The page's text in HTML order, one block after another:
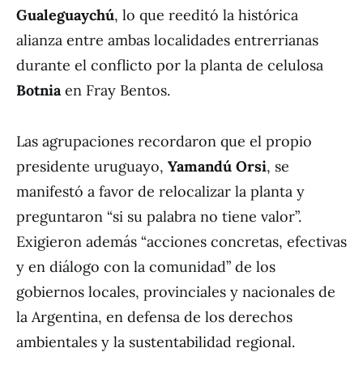
Gualeguaychú, lo que reeditó la histórica
alianza entre ambas localidades entrerrianas
durante el conflicto por la planta de celulosa
Botniaen Fray Bentos.
Las agrupaciones recordaron que el propio
presidente uruguayo, Yamandú Orsi, se
manifestó a favor de relocalizar la planta y
preguntaron “si su palabra no tiene valor”.
Exigieron además “acciones concretas, efectivas
y en diálogo con la comunidad” de los
gobiernos locales, provinciales y nacionales de
la Argentina, en defensa de los derechos
ambientales y la sustentabilidad regional.